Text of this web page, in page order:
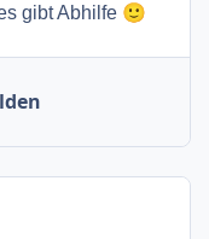
gibt Abhilfe 🙂